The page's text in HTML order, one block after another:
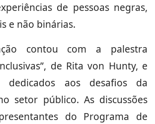
de pessoas negras,
e não binárias.
contou com a palestra
de Rita von Hunty, e
dedicados aos desafios da
setor público. As discussões
do Programa de